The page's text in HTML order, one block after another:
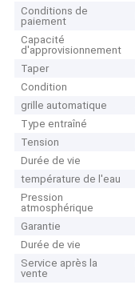
Conditions de
paiement
Capacité
d'approvisionnement
Taper
Condition
grille automatique
Type entraîné
Tension
Durée de vie
température de l'eau
Pression
atmosphérique
Garantie
Durée de vie
Service après la
vente